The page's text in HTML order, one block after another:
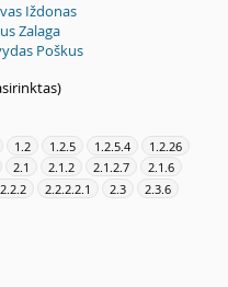
Iždonas
Zalaga
Poškus
1.2 1.2.5 1.2.5.4
1.2.26
2.1 2.1.2 2.1.2.7
2.1.6
2.2.2.2.1 2.3
2.3.6